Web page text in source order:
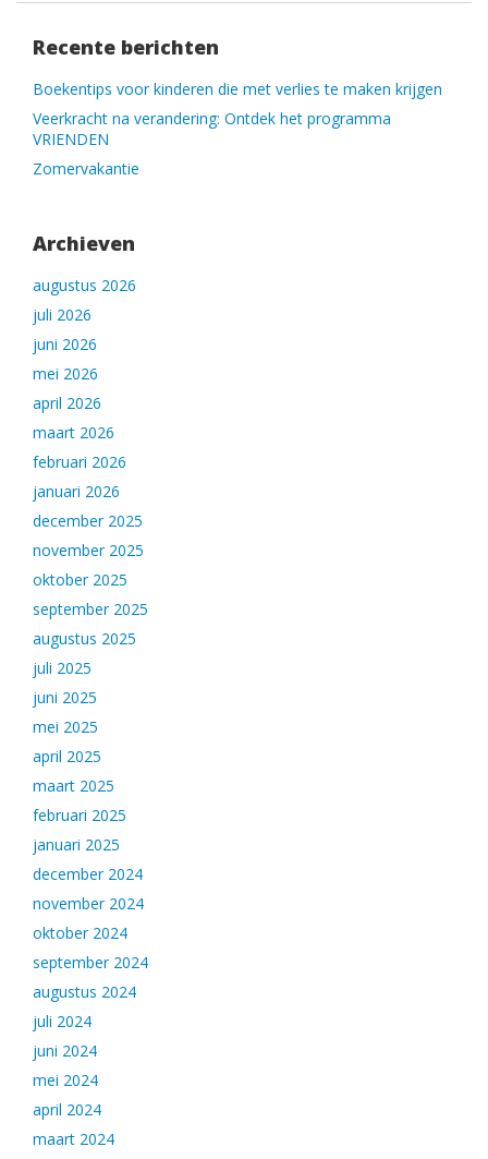
Recente berichten
Boekentips voor kinderen die met verlies te maken krijgen
Veerkracht na verandering: Ontdek het programma
VRIENDEN
Zomervakantie
Archieven
augustus 2026
juli 2026
juni 2026
mei 2026
april 2026
maart 2026
februari 2026
januari 2026
december 2025
november 2025
oktober 2025
september 2025
augustus 2025
juli 2025
juni 2025
mei 2025
april 2025
maart 2025
februari 2025
januari 2025
december 2024
november 2024
oktober 2024
september 2024
augustus 2024
juli 2024
juni 2024
mei 2024
april 2024
maart 2024